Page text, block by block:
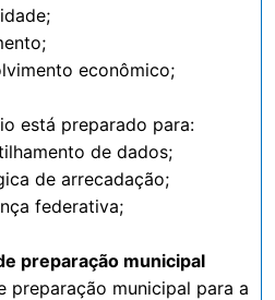
econômico;
está preparado para:
de dados;
de arrecadação;
federativa;
preparação municipal
preparação municipal para a